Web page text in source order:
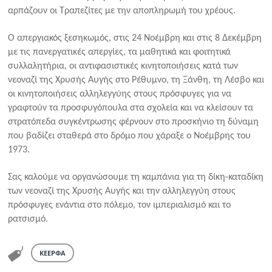
αρπάζουν οι Τραπεζίτες με την αποπληρωμή του χρέους.
Ο απεργιακός ξεσηκωμός, στις 24 Νοέμβρη και στις 8 Δεκέμβρη
με τις πανεργατικές απεργίες, τα μαθητικά και φοιτητικά
συλλαλητήρια, οι αντιφασιστικές κινητοποιήσεις κατά των
νεοναζί της Χρυσής Αυγής στο Ρέθυμνο, τη Ξάνθη, τη Λέσβο και
οι κινητοποιήσεις αλληλεγγύης στους πρόσφυγες για να
γραφτούν τα προσφυγόπουλα στα σχολεία και να κλείσουν τα
στρατόπεδα συγκέντρωσης φέρνουν στο προσκήνιο τη δύναμη
που βαδίζει σταθερά στο δρόμο που χάραξε ο Νοέμβρης του
1973.
Σας καλούμε να οργανώσουμε τη καμπάνια για τη δίκη-καταδίκη
των νεοναζί της Χρυσής Αυγής και την αλληλεγγύη στους
πρόσφυγες ενάντια στο πόλεμο, τον ιμπεριαλισμό και το
ρατσισμό.
ΚΕΕΡΦΑ